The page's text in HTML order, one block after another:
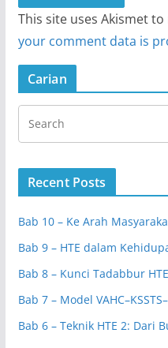
This site uses Akismet
your comment data is
Carian
Recent Posts
Bab 10 – Ke Arah
Bab 9 – HTE dalam
Bab 8 – Kunci Tadabbur HTE
Bab 7 – Model
Bab 6 – Teknik HTE 2: Dari